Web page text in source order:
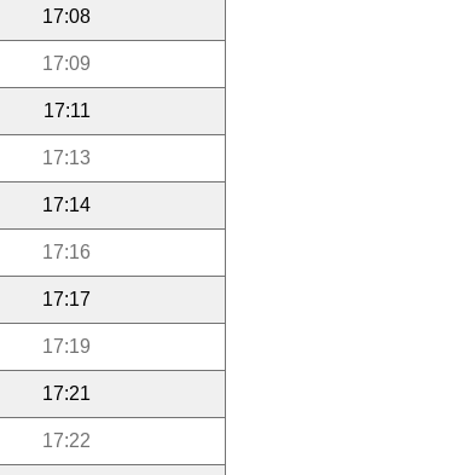
17:08
17:09
17:11
17:13
17:14
17:16
17:17
17:19
17:21
17:22